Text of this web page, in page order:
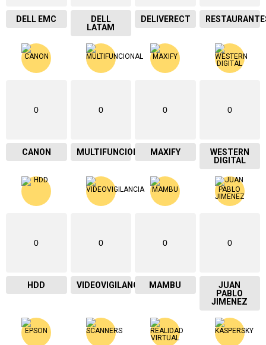
DELL EMC
DELL
LATAM
DELIVERECT
0
CANON
0
MULTIFUNCIONAL
0
MAXIFY
0
WESTERN
DIGITAL
0
HDD
0
VIDEOVIGILANCIA
0
MAMBU
0
JUAN
PABLO
JIMENEZ